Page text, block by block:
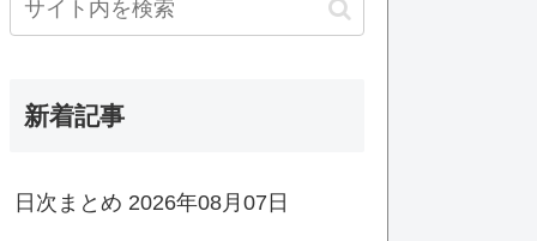
新着記事
日次まとめ 2026年08月07日